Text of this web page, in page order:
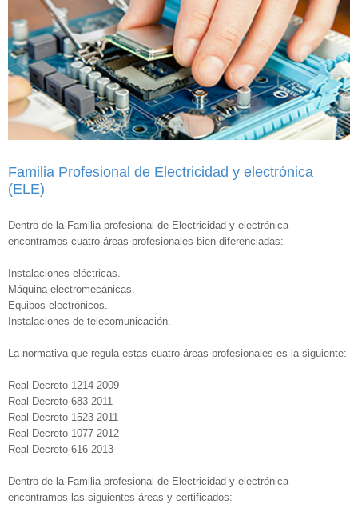
Familia Profesional de Electricidad y electrónica
(ELE)
Dentro de la Familia profesional de Electricidad y electrónica
encontramos cuatro áreas profesionales bien diferenciadas:
Instalaciones eléctricas.
Máquina electromecánicas.
Equipos electrónicos.
Instalaciones de telecomunicación.
La normativa que regula estas cuatro áreas profesionales es la siguiente:
Real Decreto 1214-2009
Real Decreto 683-2011
Real Decreto 1523-2011
Real Decreto 1077-2012
Real Decreto 616-2013
Dentro de la Familia profesional de Electricidad y electrónica
encontramos las siguientes áreas y certificados: